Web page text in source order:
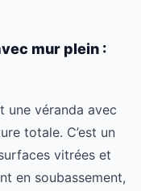
mur plein :
une véranda avec
totale. C’est un
vitrées et
en soubassement,